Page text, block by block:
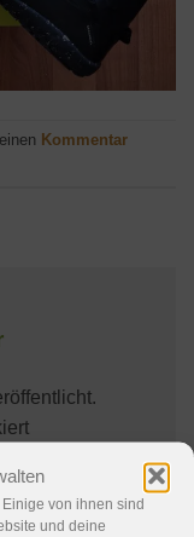
von ihnen sind
und deine
Kommentar